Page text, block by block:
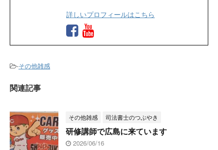
詳しいプロフィールはこちら
-その他雑感
関連記事
その他雑感 司法書士のつぶやき
研修講師で広島に来ています
2026/06/16